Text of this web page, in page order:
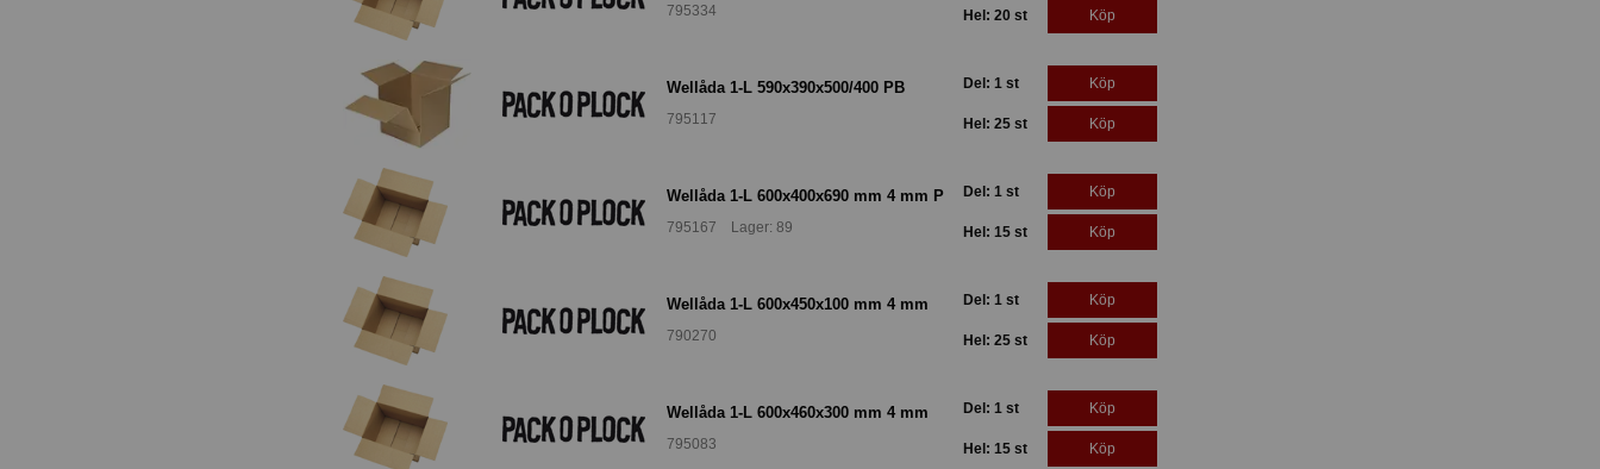
795334 Hel: 20 st Köp
Wellåda 1-L 590x390x500/400 PB
795117
Del: 1 st Köp
Hel: 25 st Köp
Wellåda 1-L 600x400x690 mm 4 mm P
795167 Lager: 89
Del: 1 st Köp
Hel: 15 st Köp
Wellåda 1-L 600x450x100 mm 4 mm
790270
Del: 1 st Köp
Hel: 25 st Köp
Wellåda 1-L 600x460x300 mm 4 mm
795083
Del: 1 st Köp
Hel: 15 st Köp